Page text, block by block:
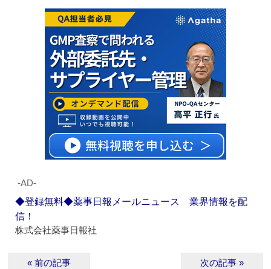
‐AD‐
◆登録無料◆薬事日報メールニュース 業界情報を配
信！
株式会社薬事日報社
« 前の記事 次の記事 »